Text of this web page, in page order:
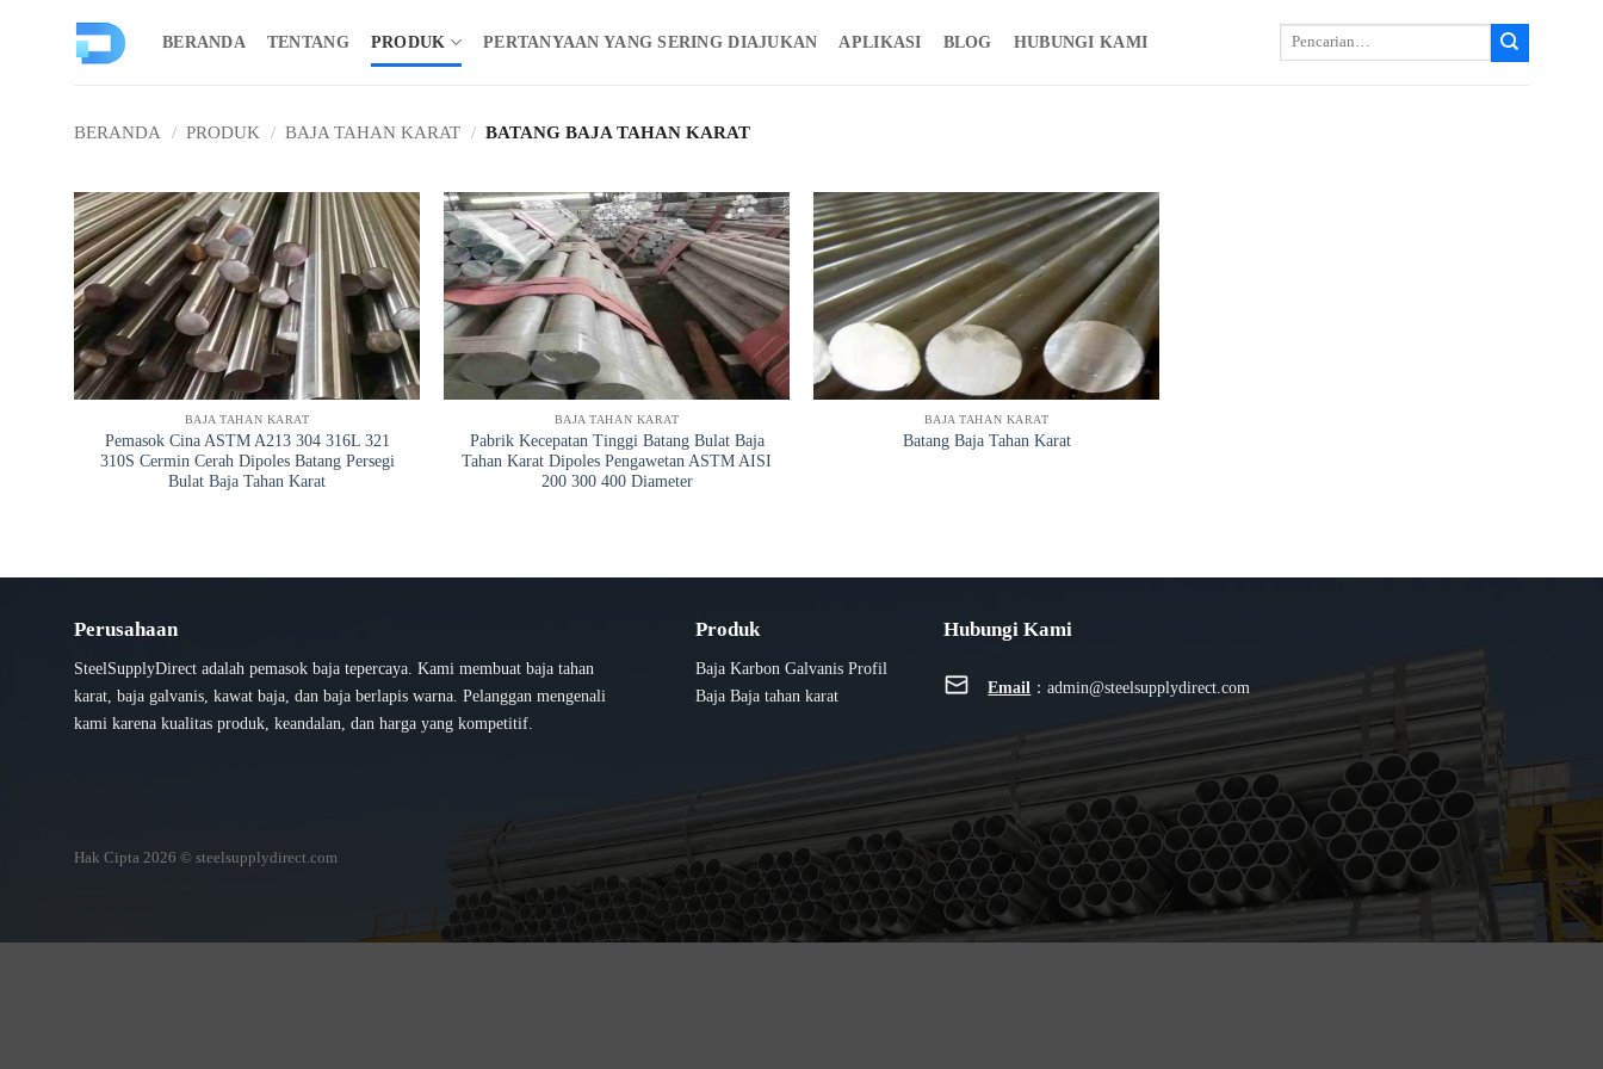
BERANDA TENTANG PRODUK PERTANYAAN YANG SERING DIAJUKAN APLIKASI BLOG HUBUNGI KAMI
Cari:
BERANDA / PRODUK / BAJA TAHAN KARAT / BATANG BAJA TAHAN KARAT
BAJA TAHAN KARAT
Pemasok Cina ASTM A213 304 316L 321
310S Cermin Cerah Dipoles Batang Persegi
Bulat Baja Tahan Karat
BAJA TAHAN KARAT
Pabrik Kecepatan Tinggi Batang Bulat Baja
Tahan Karat Dipoles Pengawetan ASTM AISI
200 300 400 Diameter
BAJA TAHAN KARAT
Batang Baja Tahan Karat
Perusahaan
SteelSupplyDirect adalah pemasok baja tepercaya. Kami membuat baja tahan
karat, baja galvanis, kawat baja, dan baja berlapis warna. Pelanggan mengenali
kami karena kualitas produk, keandalan, dan harga yang kompetitif.
Produk
Baja Karbon Galvanis Profil
Baja Baja tahan karat
Hubungi Kami
Email ：admin@steelsupplydirect.com
Hak Cipta 2026 © steelsupplydirect.com